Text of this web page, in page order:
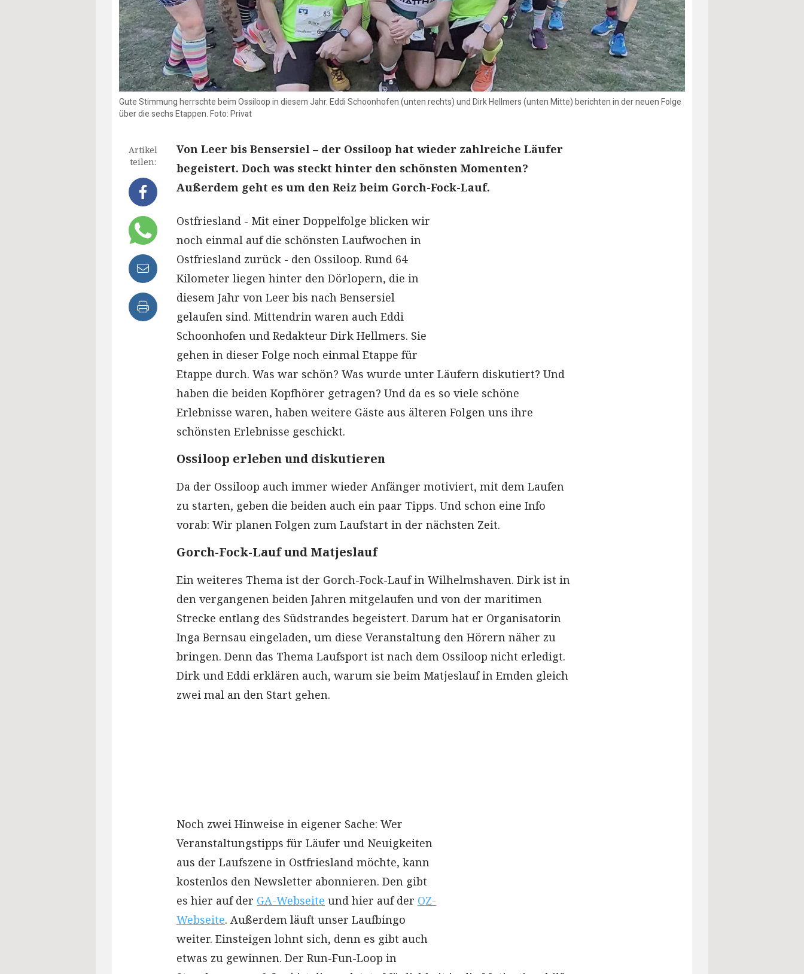
Gute Stimmung herrschte beim Ossiloop in diesem Jahr. Eddi Schoonhofen (unten rechts) und Dirk Hellmers (unten Mitte) berichten in der neuen Folge
über die sechs Etappen. Foto: Privat
Artikel
teilen:
Von Leer bis Bensersiel – der Ossiloop hat wieder zahlreiche Läufer
begeistert. Doch was steckt hinter den schönsten Momenten?
Außerdem geht es um den Reiz beim Gorch-Fock-Lauf.
Ostfriesland - Mit einer Doppelfolge blicken wir
noch einmal auf die schönsten Laufwochen in
Ostfriesland zurück - den Ossiloop. Rund 64
Kilometer liegen hinter den Dörlopern, die in
diesem Jahr von Leer bis nach Bensersiel
gelaufen sind. Mittendrin waren auch Eddi
Schoonhofen und Redakteur Dirk Hellmers. Sie
gehen in dieser Folge noch einmal Etappe für
Etappe durch. Was war schön? Was wurde unter Läufern diskutiert? Und
haben die beiden Kopfhörer getragen? Und da es so viele schöne
Erlebnisse waren, haben weitere Gäste aus älteren Folgen uns ihre
schönsten Erlebnisse geschickt.
Ossiloop erleben und diskutieren
Da der Ossiloop auch immer wieder Anfänger motiviert, mit dem Laufen
zu starten, geben die beiden auch ein paar Tipps. Und schon eine Info
vorab: Wir planen Folgen zum Laufstart in der nächsten Zeit.
Gorch-Fock-Lauf und Matjeslauf
Ein weiteres Thema ist der Gorch-Fock-Lauf in Wilhelmshaven. Dirk ist in
den vergangenen beiden Jahren mitgelaufen und von der maritimen
Strecke entlang des Südstrandes begeistert. Darum hat er Organisatorin
Inga Bernsau eingeladen, um diese Veranstaltung den Hörern näher zu
bringen. Denn das Thema Laufsport ist nach dem Ossiloop nicht erledigt.
Dirk und Eddi erklären auch, warum sie beim Matjeslauf in Emden gleich
zwei mal an den Start gehen.
Noch zwei Hinweise in eigener Sache: Wer
Veranstaltungstipps für Läufer und Neuigkeiten
aus der Laufszene in Ostfriesland möchte, kann
kostenlos den Newsletter abonnieren. Den gibt
es hier auf der GA-Webseite und hier auf der OZ-
Webseite. Außerdem läuft unser Laufbingo
weiter. Einsteigen lohnt sich, denn es gibt auch
etwas zu gewinnen. Der Run-Fun-Loop in